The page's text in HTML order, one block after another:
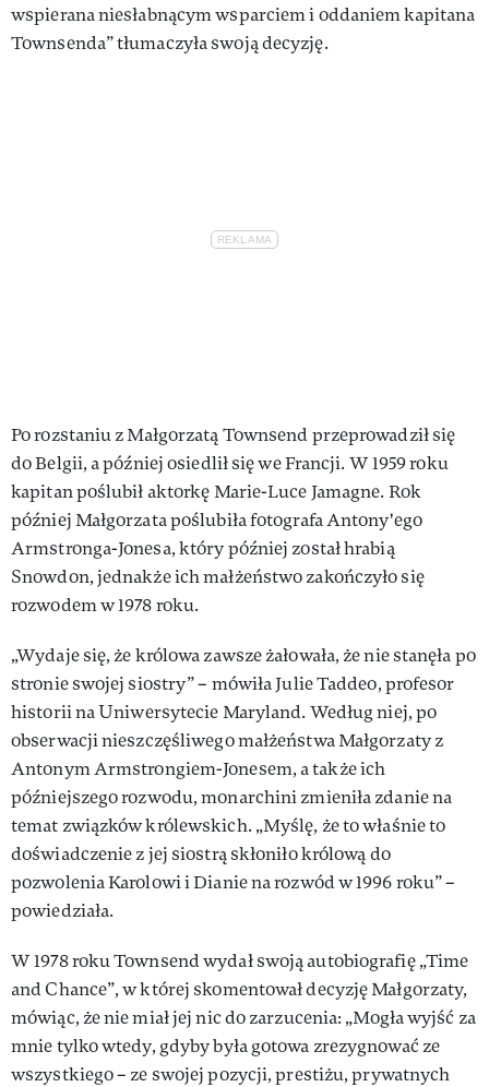
wspierana niesłabnącym wsparciem i oddaniem kapitana
Townsenda” tłumaczyła swoją decyzję.
Po rozstaniu z Małgorzatą Townsend przeprowadził się
do Belgii, a później osiedlił się we Francji. W 1959 roku
kapitan poślubił aktorkę Marie-Luce Jamagne. Rok
później Małgorzata poślubiła fotografa Antony'ego
Armstronga-Jonesa, który później został hrabią
Snowdon, jednakże ich małżeństwo zakończyło się
rozwodem w 1978 roku.
„Wydaje się, że królowa zawsze żałowała, że nie stanęła po
stronie swojej siostry” – mówiła Julie Taddeo, profesor
historii na Uniwersytecie Maryland. Według niej, po
obserwacji nieszczęśliwego małżeństwa Małgorzaty z
Antonym Armstrongiem-Jonesem, a także ich
późniejszego rozwodu, monarchini zmieniła zdanie na
temat związków królewskich. „Myślę, że to właśnie to
doświadczenie z jej siostrą skłoniło królową do
pozwolenia Karolowi i Dianie na rozwód w 1996 roku” –
powiedziała.
W 1978 roku Townsend wydał swoją autobiografię „Time
and Chance”, w której skomentował decyzję Małgorzaty,
mówiąc, że nie miał jej nic do zarzucenia: „Mogła wyjść za
mnie tylko wtedy, gdyby była gotowa zrezygnować ze
wszystkiego – ze swojej pozycji, prestiżu, prywatnych